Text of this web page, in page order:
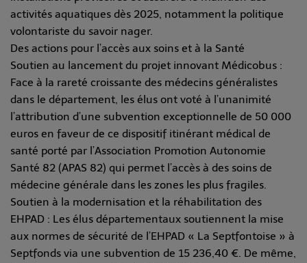
activités aquatiques dès 2025, notamment la politique
volontariste du savoir nager.
Des actions pour l’accès aux soins et à la Santé
Soutien au lancement du projet innovant Médicobus :
Face à la rareté croissante des médecins généralistes
dans le département, les élus ont voté à l’unanimité
l’attribution d’une subvention exceptionnelle de 50 000
euros en faveur de ce dispositif itinérant médical de
santé porté par l’Association Promotion Autonomie
Santé 82 (APAS 82) qui permet l’accès à des soins de
médecine générale dans les zones les plus fragiles.
Soutien à la modernisation et la réhabilitation des
EHPAD : Les élus départementaux soutiennent la mise
aux normes de sécurité de l’EHPAD « La Septfontoise » à
Septfonds via une subvention de 15 236,40 €. De même,